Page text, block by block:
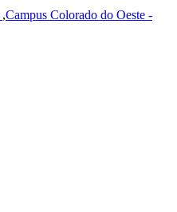
,Campus Colorado do Oeste -